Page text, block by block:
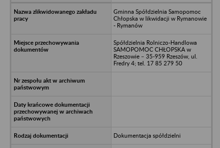
Gminna Spółdzielnia Samopomoc
Chłopska w likwidacji w Rymanowie
- Rymanów
Spółdzielnia Rolniczo-Handlowa
SAMOPOMOC CHŁOPSKA w
Rzeszowie – 35-959 Rzeszów, ul.
Fredry 4; tel. 17 85 279 50
Dokumentacja spółdzielni